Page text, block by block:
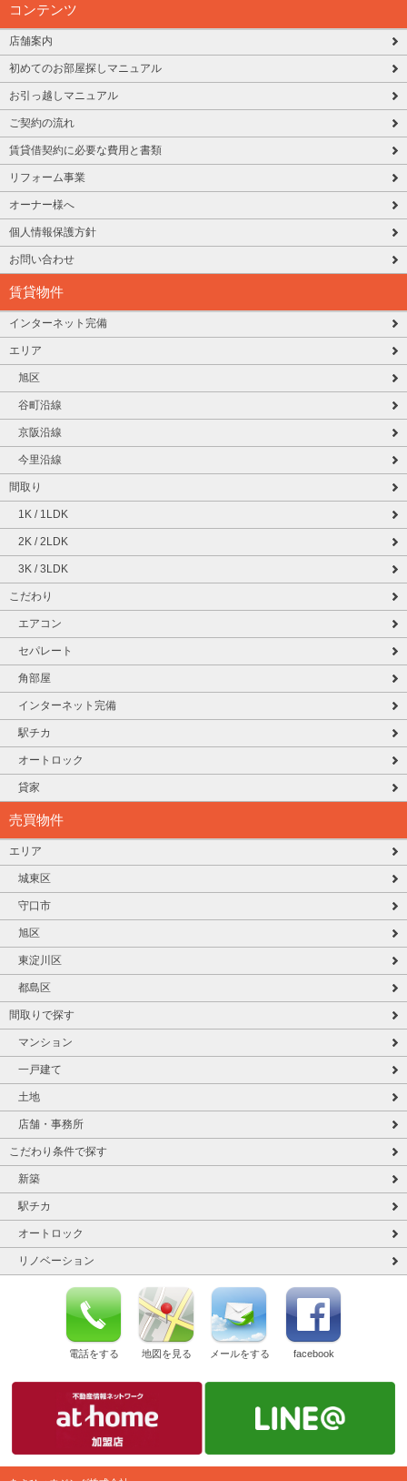
コンテンツ
店舗案内
初めてのお部屋探しマニュアル
お引っ越しマニュアル
ご契約の流れ
賃貸借契約に必要な費用と書類
リフォーム事業
オーナー様へ
個人情報保護方針
お問い合わせ
賃貸物件
インターネット完備
エリア
旭区
谷町沿線
京阪沿線
今里沿線
間取り
1K / 1LDK
2K / 2LDK
3K / 3LDK
こだわり
エアコン
セパレート
角部屋
インターネット完備
駅チカ
オートロック
貸家
売買物件
エリア
城東区
守口市
旭区
東淀川区
都島区
間取りで探す
マンション
一戸建て
土地
店舗・事務所
こだわり条件で探す
新築
駅チカ
オートロック
リノベーション
電話をする 地図を見る メールをする facebook